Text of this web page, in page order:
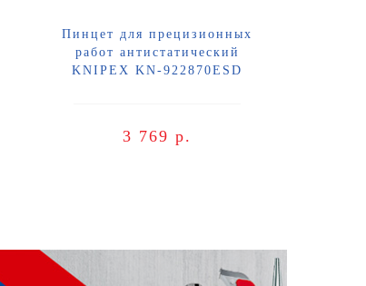
Пинцет для прецизионных
работ антистатический
KNIPEX KN-922870ESD
3 769 р.